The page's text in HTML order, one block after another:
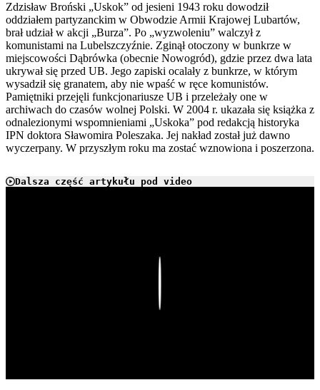
Zdzisław Broński „Uskok” od jesieni 1943 roku dowodził
oddziałem partyzanckim w Obwodzie Armii Krajowej Lubartów,
brał udział w akcji „Burza”. Po „wyzwoleniu” walczył z
komunistami na Lubelszczyźnie. Zginął otoczony w bunkrze w
miejscowości Dąbrówka (obecnie Nowogród), gdzie przez dwa lata
ukrywał się przed UB. Jego zapiski ocalały z bunkrze, w którym
wysadził się granatem, aby nie wpaść w ręce komunistów.
Pamiętniki przejęli funkcjonariusze UB i przeleżały one w
archiwach do czasów wolnej Polski. W 2004 r. ukazała się książka z
odnalezionymi wspomnieniami „Uskoka” pod redakcją historyka
IPN doktora Sławomira Poleszaka. Jej nakład został już dawno
wyczerpany. W przyszłym roku ma zostać wznowiona i poszerzona.
Dalsza część artykułu pod video